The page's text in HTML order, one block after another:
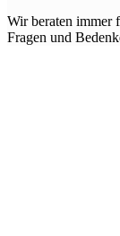
Wir beraten immer
Fragen und